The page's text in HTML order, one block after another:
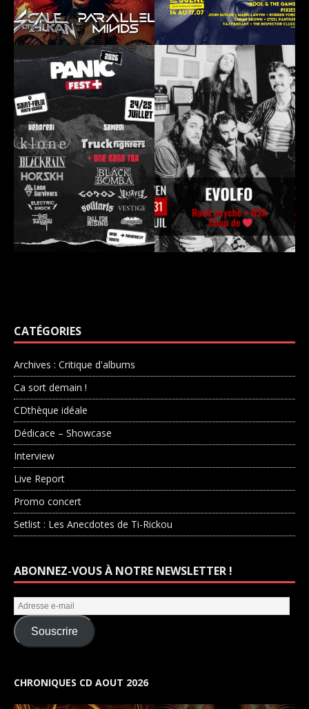
CATÉGORIES
Archives : Critique d'albums
Ca sort demain !
CDthèque idéale
Dédicace – Showcase
Interview
Live Report
Promo concert
Setlist : Les Anecdotes de Ti-Rickou
ABONNEZ-VOUS À NOTRE NEWSLETTER !
Souscrire
CHRONIQUES CD AOUT 2026